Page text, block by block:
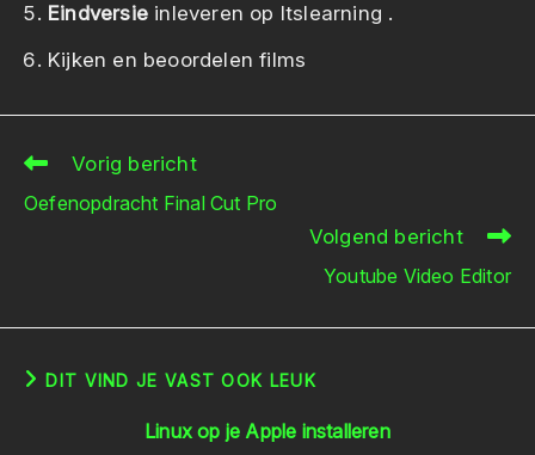
Eindversie inleveren op Itslearning .
Kijken en beoordelen films
Lees
artikelen
Vorig bericht
Oefenopdracht Final Cut Pro
Volgend bericht
Youtube Video Editor
DIT VIND JE VAST OOK LEUK
Linux op je Apple installeren